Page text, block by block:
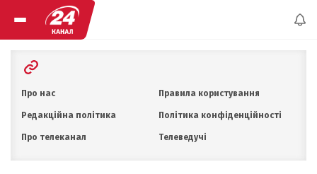
Про нас Правила користування
Редакційна політика Політика конфіденційності
Про телеканал Телеведучі